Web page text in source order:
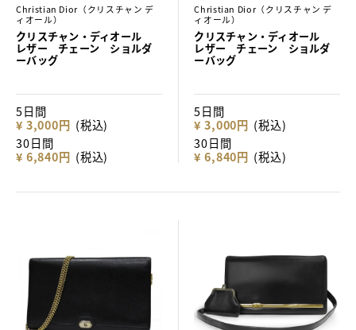
Christian Dior（クリスチャン デ
ィオール）
クリスチャン・ディオール
レザー チェーン ショルダ
ーバッグ
5日間
¥ 3,000円 (税込)
30日間
¥ 6,840円 (税込)
Christian Dior（クリスチャン デ
ィオール）
クリスチャン・ディオール
レザー チェーン ショルダ
ーバッグ
5日間
¥ 3,000円 (税込)
30日間
¥ 6,840円 (税込)